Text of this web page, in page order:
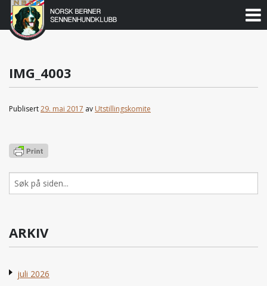
Gå
Norsk
Berner
Sennenhundklubb
IMG_4003
Publisert29. mai 2017 av Utstillingskomite
Søk
ARKIV
juli 2026